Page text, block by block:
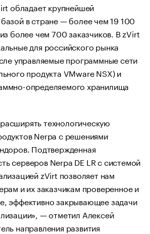
обладает крупнейшей
в стране — более чем 19 100
более чем 700 заказчиков. В zVirt
для российского рынка
управляемые программные сети
продукта VMware NSX) и
определяемого хранилища
технологическую
Nerpa с решениями
Подтвержденная
серверов Nerpa DE LR с системой
zVirt позволяет нам
и их заказчикам проверенное и
эффективно закрывающее задачи
— отметил Алексей
направления развития